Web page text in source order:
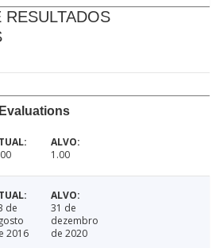
1.00
de
2016
31 de
dezembro
de 2020